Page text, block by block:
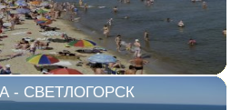
- СВЕТЛОГОРСК